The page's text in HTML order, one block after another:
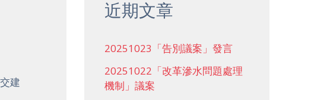
建
近期文章
20251023「告別議案」發言
20251022「改革滲水問題處理
機制」議案